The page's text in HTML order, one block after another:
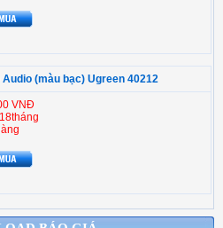
(màu bạc) Ugreen 40212
VNĐ
18tháng